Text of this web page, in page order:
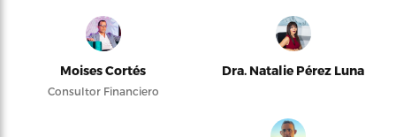
Moises Cortés
Consultor Financiero
Dra. Natalie Pérez Luna